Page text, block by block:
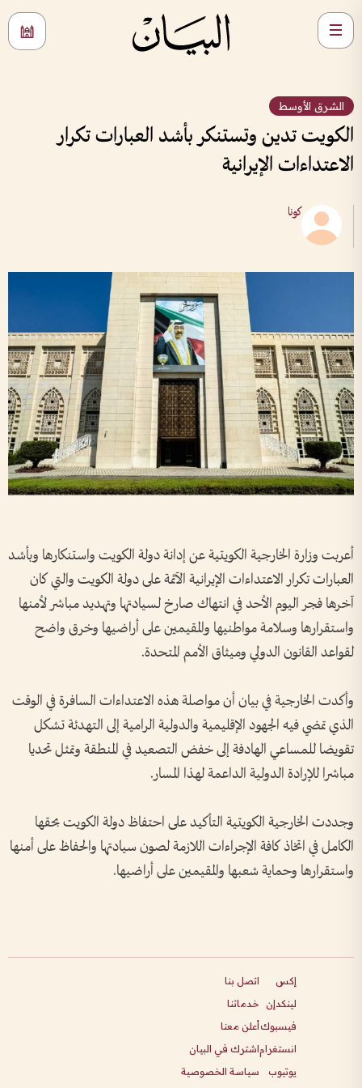
الشرق الأوسط
الكويت تدين وتستنكر بأشد العبارات تكرار
الاعتداءات الإيرانية
كونا
أعربت وزارة الخارجية الكويتية عن إدانة دولة الكويت واستنكارها وبأشد
العبارات تكرار الاعتداءات الإيرانية الآثمة على دولة الكويت والتي كان
آخرها فجر اليوم الأحد في انتهاك صارخ لسيادتها وتهديد مباشر لأمنها
واستقرارها وسلامة مواطنيها والمقيمين على أراضيها وخرق واضح
لقواعد القانون الدولي وميثاق الأمم المتحدة.
وأكدت الخارجية في بيان أن مواصلة هذه الاعتداءات السافرة في الوقت
الذي تمضي فيه الجهود الإقليمية والدولية الرامية إلى التهدئة تشكل
تقويضا للمساعي الهادفة إلى خفض التصعيد في المنطقة وتمثل تحديا
مباشرا للإرادة الدولية الداعمة لهذا المسار.
وجددت الخارجية الكويتية التأكيد على احتفاظ دولة الكويت بحقها
الكامل في اتخاذ كافة الإجراءات اللازمة لصون سيادتها والحفاظ على أمنها
واستقرارها وحماية شعبها والمقيمين على أراضيها.
إكس
لينكدإن
فيسبوك
انستغرام
يوتيوب
اتصل بنا
خدماتنا
أعلن معنا
اشترك في البيان
سياسة الخصوصية